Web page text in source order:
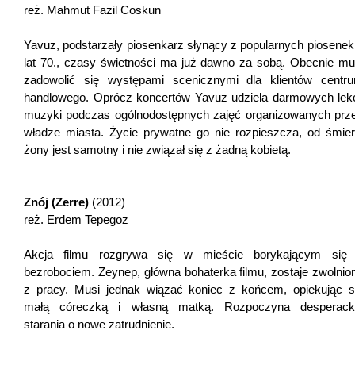
reż. Mahmut Fazil Coskun
Yavuz, podstarzały piosenkarz słynący z popularnych
lat 70., czasy świetności ma już dawno za sobą. Obecnie
zadowolić się występami scenicznymi dla klientów
handlowego. Oprócz koncertów Yavuz udziela darmowych
muzyki podczas ogólnodostępnych zajęć organizowanych
władze miasta. Życie prywatne go nie rozpieszcza, od
żony jest samotny i nie związał się z żadną kobietą.
Znój (Zerre) (2012)
reż. Erdem Tepegoz
Akcja filmu rozgrywa się w mieście borykającym się
bezrobociem. Zeynep, główna bohaterka filmu, zostaje
z pracy. Musi jednak wiązać koniec z końcem, opiekując
małą córeczką i własną matką. Rozpoczyna
starania o nowe zatrudnienie.